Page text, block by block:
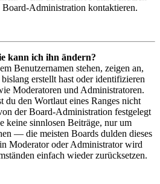
Board-Administration kontaktieren.
kann ich ihn ändern?
Benutzernamen stehen, zeigen an,
erstellt hast oder identifizieren
Moderatoren und Administratoren.
du den Wortlaut eines Ranges nicht
der Board-Administration festgelegt
keine sinnlosen Beiträge, nur um
— die meisten Boards dulden dieses
Moderator oder Administrator wird
einfach wieder zurücksetzen.